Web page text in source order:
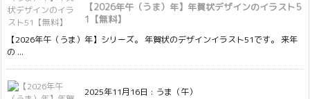
【2026年午（うま）年】年賀状デザインのイラスト5
1【無料】
【2026年午（うま）年】シリーズ。 年賀状のデザインイラスト51です。 来年
の ...
2025年11月16日 : うま（午）